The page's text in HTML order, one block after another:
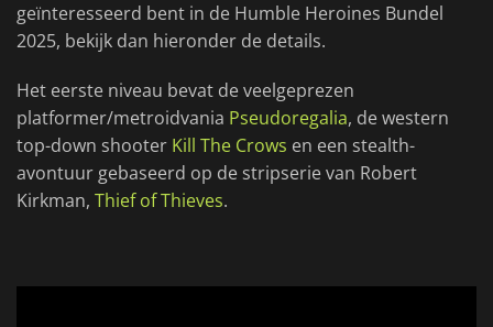
geïnteresseerd bent in de Humble Heroines Bundel
2025, bekijk dan hieronder de details.
Het eerste niveau bevat de veelgeprezen
platformer/metroidvania Pseudoregalia, de western
top-down shooter Kill The Crows en een stealth-
avontuur gebaseerd op de stripserie van Robert
Kirkman, Thief of Thieves.